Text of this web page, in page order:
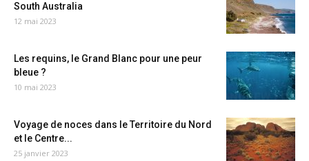
South Australia
12 mai 2023
Les requins, le Grand Blanc pour une peur
bleue ?
10 mai 2023
Voyage de noces dans le Territoire du Nord
et le Centre...
25 janvier 2023